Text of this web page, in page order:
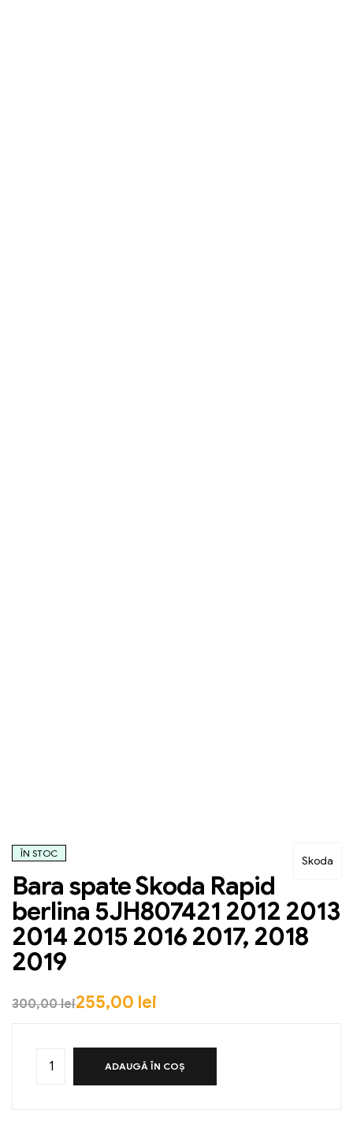
Skoda
ÎN STOC
Bara spate Skoda Rapid
berlina 5JH807421 2012 2013
2014 2015 2016 2017, 2018
2019
300,00lei255,00 lei
ADAUGĂ ÎN COȘ